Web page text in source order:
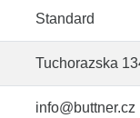
Standard
Tuchorazska
info@buttner.cz